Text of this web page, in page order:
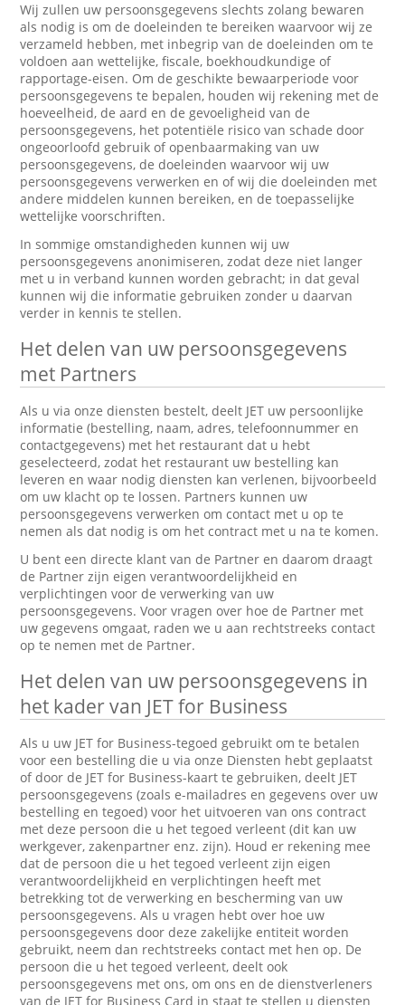
Wij zullen uw persoonsgegevens slechts zolang bewaren
als nodig is om de doeleinden te bereiken waarvoor wij ze
verzameld hebben, met inbegrip van de doeleinden om te
voldoen aan wettelijke, fiscale, boekhoudkundige of
rapportage-eisen. Om de geschikte bewaarperiode voor
persoonsgegevens te bepalen, houden wij rekening met de
hoeveelheid, de aard en de gevoeligheid van de
persoonsgegevens, het potentiële risico van schade door
ongeoorloofd gebruik of openbaarmaking van uw
persoonsgegevens, de doeleinden waarvoor wij uw
persoonsgegevens verwerken en of wij die doeleinden met
andere middelen kunnen bereiken, en de toepasselijke
wettelijke voorschriften.
In sommige omstandigheden kunnen wij uw
persoonsgegevens anonimiseren, zodat deze niet langer
met u in verband kunnen worden gebracht; in dat geval
kunnen wij die informatie gebruiken zonder u daarvan
verder in kennis te stellen.
Het delen van uw persoonsgegevens
met Partners
Als u via onze diensten bestelt, deelt JET uw persoonlijke
informatie (bestelling, naam, adres, telefoonnummer en
contactgegevens) met het restaurant dat u hebt
geselecteerd, zodat het restaurant uw bestelling kan
leveren en waar nodig diensten kan verlenen, bijvoorbeeld
om uw klacht op te lossen. Partners kunnen uw
persoonsgegevens verwerken om contact met u op te
nemen als dat nodig is om het contract met u na te komen.
U bent een directe klant van de Partner en daarom draagt
de Partner zijn eigen verantwoordelijkheid en
verplichtingen voor de verwerking van uw
persoonsgegevens. Voor vragen over hoe de Partner met
uw gegevens omgaat, raden we u aan rechtstreeks contact
op te nemen met de Partner.
Het delen van uw persoonsgegevens in
het kader van JET for Business
Als u uw JET for Business-tegoed gebruikt om te betalen
voor een bestelling die u via onze Diensten hebt geplaatst
of door de JET for Business-kaart te gebruiken, deelt JET
persoonsgegevens (zoals e-mailadres en gegevens over uw
bestelling en tegoed) voor het uitvoeren van ons contract
met deze persoon die u het tegoed verleent (dit kan uw
werkgever, zakenpartner enz. zijn). Houd er rekening mee
dat de persoon die u het tegoed verleent zijn eigen
verantwoordelijkheid en verplichtingen heeft met
betrekking tot de verwerking en bescherming van uw
persoonsgegevens. Als u vragen hebt over hoe uw
persoonsgegevens door deze zakelijke entiteit worden
gebruikt, neem dan rechtstreeks contact met hen op. De
persoon die u het tegoed verleent, deelt ook
persoonsgegevens met ons, om ons en de dienstverleners
van de JET for Business Card in staat te stellen u diensten